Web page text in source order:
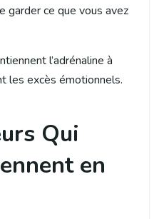
garder ce que vous avez
l’adrénaline à
les excès émotionnels.
Qui
en